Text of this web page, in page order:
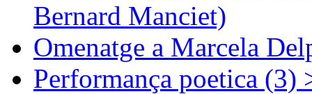
Bernard Manciet)
Omenatge a Marcela
Performança poetica (3)